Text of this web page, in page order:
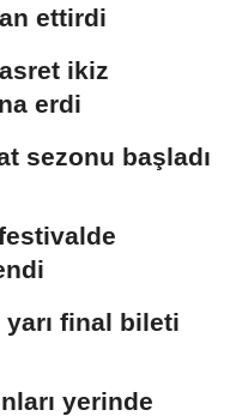
ettirdi
ikiz
erdi
sezonu başladı
final bileti
yerinde